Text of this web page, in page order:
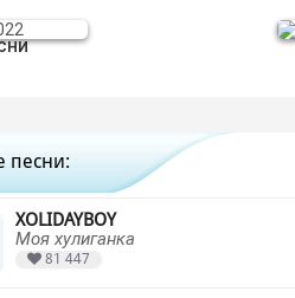
песни:
XOLIDAYBOY
Моя хулиганка
81 447